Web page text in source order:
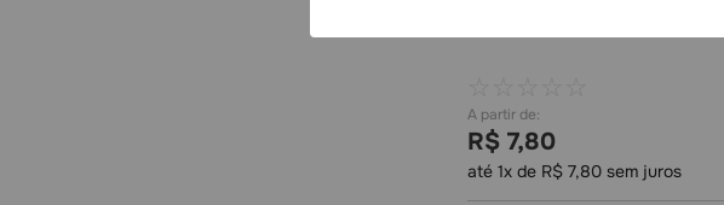
R$ 7,80
até 1x de R$ 7,80 sem juros